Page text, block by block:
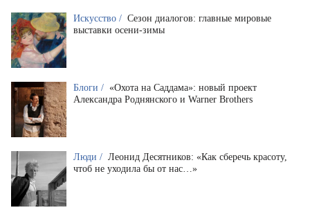
Искусство / Сезон диалогов: главные мировые
выставки осени-зимы
Блоги / «Охота на Саддама»: новый проект
Александра Роднянского и Warner Brothers
Люди / Леонид Десятников: «Как сберечь красоту,
чтоб не уходила бы от нас…»